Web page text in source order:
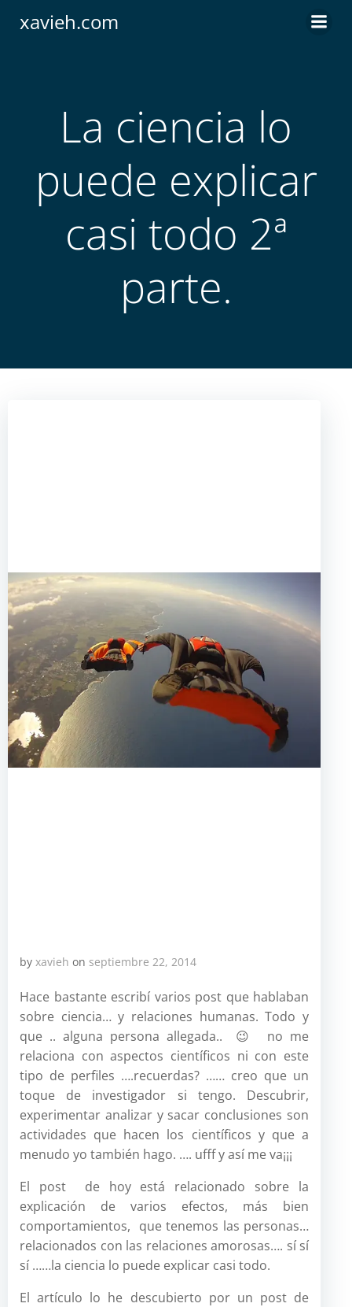
xavieh.com
La ciencia lo
puede explicar
casi todo 2ª
parte.
by xavieh on septiembre 22, 2014
Hace bastante escribí varios post que hablaban
sobre ciencia… y relaciones humanas. Todo y
que .. alguna persona allegada.. 😉 no me
relaciona con aspectos científicos ni con este
tipo de perfiles ….recuerdas? …… creo que un
toque de investigador si tengo. Descubrir,
experimentar analizar y sacar conclusiones son
actividades que hacen los científicos y que a
menudo yo también hago. …. ufff y así me va¡¡¡
El post de hoy está relacionado sobre la
explicación de varios efectos, más bien
comportamientos, que tenemos las personas…
relacionados con las relaciones amorosas…. sí sí
sí ……la ciencia lo puede explicar casi todo.
El artículo lo he descubierto por un post de